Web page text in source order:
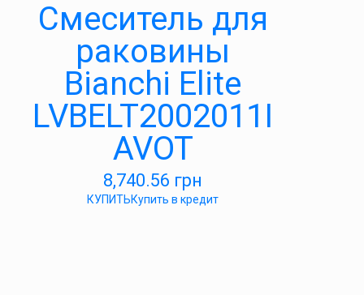
Смеситель для
раковины
Bianchi Elite
LVBELT2002011I
AVOT
8,740.56 грн
КУПИТЬКупить в кредит